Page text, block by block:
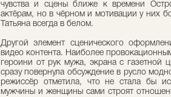
чувства и сцены ближе к времени
актёрам, но в чёрном и мотивации у них
Татьяна всегда в белом.
Другой элемент сценического
видео контента. Наиболее
героини от рук мужа, экрана с газетной
сразу повернула обсуждение в русло
режиссёр отметила, что не стала бы
мужчины и женщины сами строят